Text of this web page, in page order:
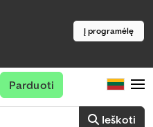
Į programėlę
Ieškoti
Parduoti